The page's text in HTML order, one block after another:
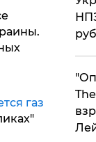
газ